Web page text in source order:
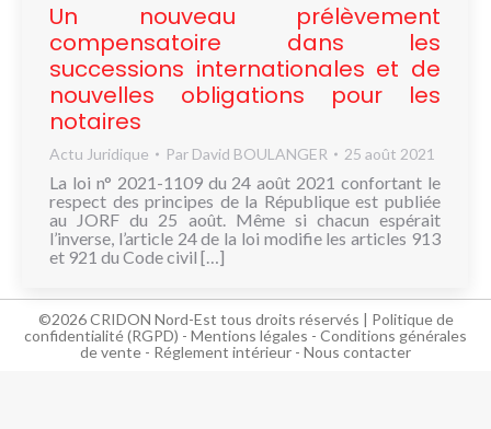
CONTACT
Un nouveau prélèvement
compensatoire dans les
successions internationales et de
nouvelles obligations pour les
notaires
Actu Juridique Par David BOULANGER 25 août 2021
La loi n° 2021-1109 du 24 août 2021 confortant le
respect des principes de la République est publiée
au JORF du 25 août. Même si chacun espérait
l’inverse, l’article 24 de la loi modifie les articles 913
et 921 du Code civil […]
©2026 CRIDON Nord-Est tous droits réservés | Politique de
confidentialité (RGPD) - Mentions légales - Conditions générales
de vente - Réglement intérieur - Nous contacter